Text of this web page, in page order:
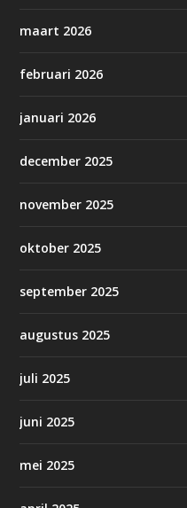
maart 2026
februari 2026
januari 2026
december 2025
november 2025
oktober 2025
september 2025
augustus 2025
juli 2025
juni 2025
mei 2025